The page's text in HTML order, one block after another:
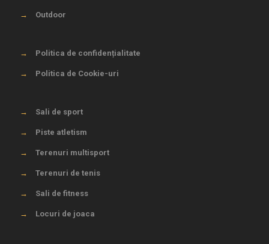
→ Outdoor
→ Politica de confidențialitate
→ Politica de Cookie-uri
→ Sali de sport
→ Piste atletism
→ Terenuri multisport
→ Terenuri de tenis
→ Sali de fitness
→ Locuri de joaca